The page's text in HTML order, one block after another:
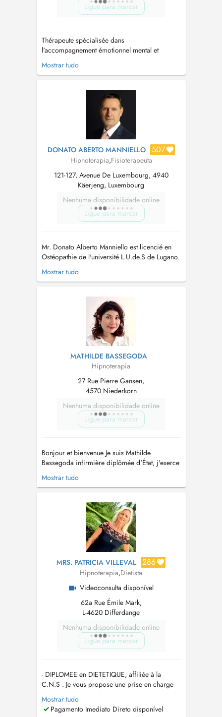
Ligue para marcar
Thérapeute spécialisée dans
l'accompagnement émotionnel mental et
physique, mon objectif est d'aider chaque
personne à retrouver un équilibre intérieur et à
Chaque accompagnement est personnalisé
selon vos besoins, pour vous permettre de
Mostrar tudo
DONATO ABERTO MANNIELLO 507
Hipnoterapia,Fisioterapeuta
121-127, Avenue De Luxembourg, 4940
Käerjeng, Luxembourg
Nenhuma disponibilidade online
Ligue para marcar
Mr. Donato Alberto Manniello est licencié en
Ostéopathie de l'université L.U.de.S de Lugano.
Sa philosophie pour traiter le patient dans sa
globalité, réveille tres tôt son intéret pour les
les étudier et de les pratiquer de maniere
Mostrar tudo
MATHILDE BASSEGODA
Hipnoterapia
27 Rue Pierre Gansen,
4570 Niederkorn
Nenhuma disponibilidade online
Ligue para marcar
Bonjour et bienvenue Je suis Mathilde
Bassegoda infirmière diplômée d'État, j'exerce
comme Hypnothérapeute - Je suis diplômée de
l'Institut Thérapeutique d'hypnose (ITH) de
à l'Association Française pour l'Etude de
l'Hypnose Médicale (AFEHM) à P...
Mostrar tudo
MRS. PATRICIA VILLEVAL 286
Hipnoterapia,Dietista
Videoconsulta disponível
62a Rue Émile Mark,
L-4620 Differdange
Nenhuma disponibilidade online
Ligue para marcar
- DIPLOMEE en DIETETIQUE, affiliée à la
C.N.S . Je vous propose une prise en charge
personnalisée en fonction de votre
problématique ( diabète, obésité, cholestérol,
allergie, ...) - MAITRE PRATICIEN en HYPNOSE
Mostrar tudo
Pagamento Imediato Direto disponível